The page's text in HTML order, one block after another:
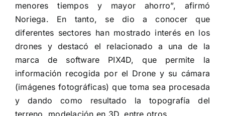
menores tiempos y mayor ahorro”, afirmó
Noriega. En tanto, se dio a conocer que
diferentes sectores han mostrado interés en los
drones y destacó el relacionado a una de la
marca de software PIX4D, que permite la
información recogida por el Drone y su cámara
(imágenes fotográficas) que toma sea procesada
y dando como resultado la topografía del
terreno, modelación en 3D, entre otros.